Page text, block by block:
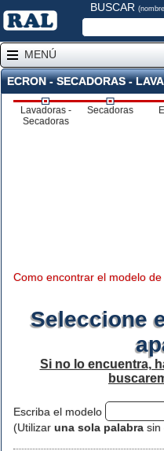
BUSCAR
MENÚ
ECRON - SECADORAS -
Lavadoras -
Secadoras
Secadoras
Como encontrar el modelo
Seleccione
Si no lo encuentra,
Escriba el modelo
(Utilizar una sola palabra sin